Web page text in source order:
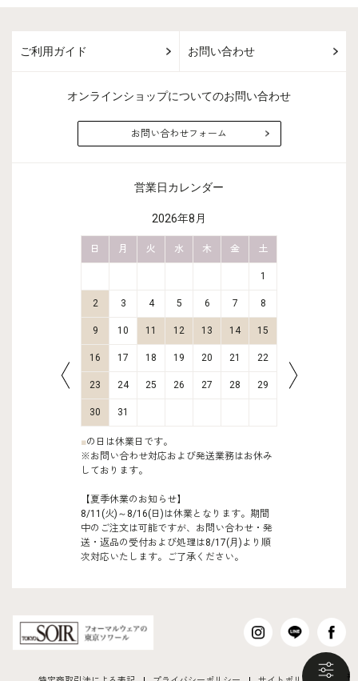
ご利用ガイド お問い合わせ
オンラインショップについてのお問い合わせ
お問い合わせフォーム
営業日カレンダー
2026年8月
日 月 火 水 木 金 土
1
2 3 4 5 6 7 8
9 10 11 12 13 14 15
16 17 18 19 20 21 22
23 24 25 26 27 28 29
30 31
■の日は休業日です。
※お問い合わせ対応および発送業務はお休み
しております。
【夏季休業のお知らせ】
8/11(火)～8/16(日)は休業となります。期間
中のご注文は可能ですが、お問い合わせ・発
送・返品の受付および処理は8/17(月)より順
次対応いたします。ご了承ください。